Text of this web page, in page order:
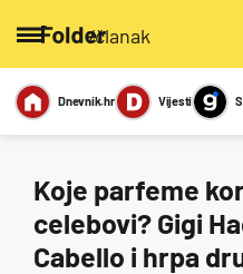
/članak
Miks
Dnevnik.hr Vijesti
Koje parfeme
celebovi? Gigi
Cabello i hrpa